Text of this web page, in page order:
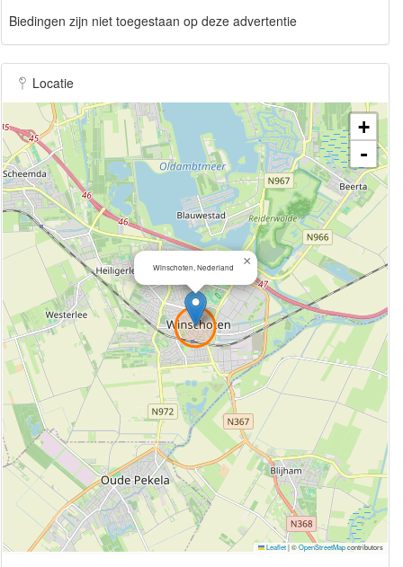
Biedingen zijn niet toegestaan op deze advertentie
Locatie
Winschoten, Nederland ×
+
-
Leaflet|©OpenStreetMapcontributors